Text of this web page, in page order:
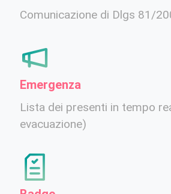
Comunicazione di Dlgs 81/
Emergenza
Lista dei presenti in tempo
evacuazione)